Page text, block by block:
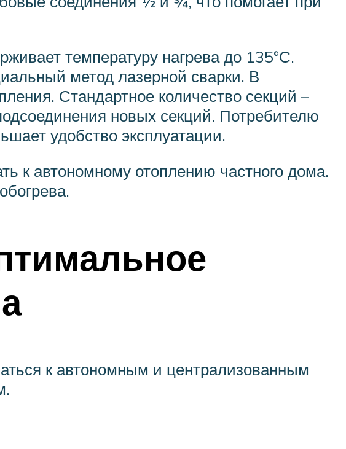
температуру нагрева до 135°С.
метод лазерной сварки. В
Стандартное количество секций –
новых секций. Потребителю
удобство эксплуатации.
к автономному отоплению частного дома.
к автономным и централизованным